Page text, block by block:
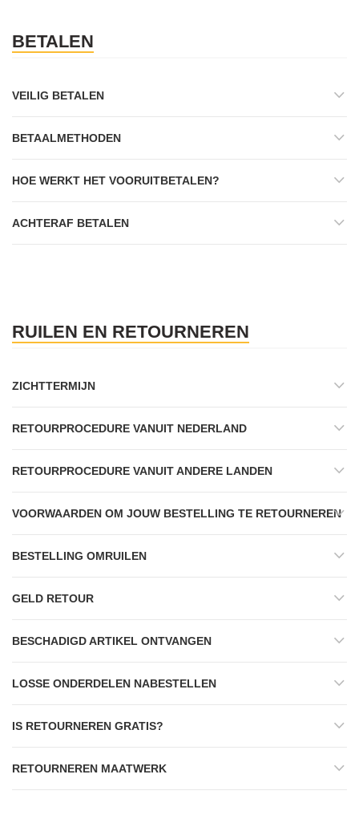
BETALEN
VEILIG BETALEN
BETAALMETHODEN
HOE WERKT HET VOORUITBETALEN?
ACHTERAF BETALEN
RUILEN EN RETOURNEREN
ZICHTTERMIJN
RETOURPROCEDURE VANUIT NEDERLAND
RETOURPROCEDURE VANUIT ANDERE LANDEN
VOORWAARDEN OM JOUW BESTELLING TE RETOURNEREN
BESTELLING OMRUILEN
GELD RETOUR
BESCHADIGD ARTIKEL ONTVANGEN
LOSSE ONDERDELEN NABESTELLEN
IS RETOURNEREN GRATIS?
RETOURNEREN MAATWERK